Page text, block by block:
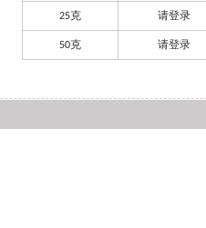
25克 请登录
50克 请登录